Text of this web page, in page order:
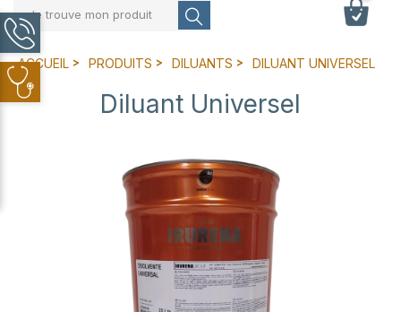
Je trouve mon produit
ACCUEIL PRODUITS DILUANTS DILUANT UNIVERSEL
Diluant Universel